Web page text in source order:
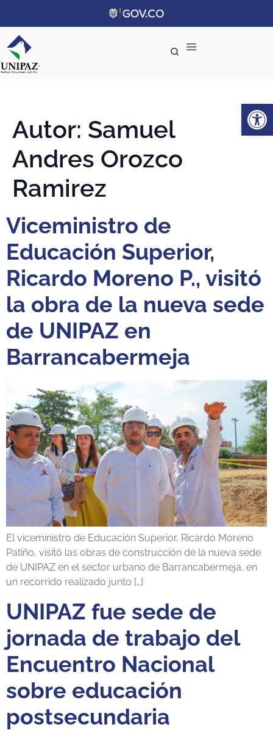
Autor: Samuel
Andres Orozco
Ramirez
Viceministro de
Educación Superior,
Ricardo Moreno P., visitó
la obra de la nueva sede
de UNIPAZ en
Barrancabermeja
El viceministro de Educación Superior, Ricardo Moreno
Patiño, visitó las obras de construcción de la nueva sede
de UNIPAZ en el sector urbano de Barrancabermeja, en
un recorrido realizado junto […]
UNIPAZ fue sede de
jornada de trabajo del
Encuentro Nacional
sobre educación
postsecundaria